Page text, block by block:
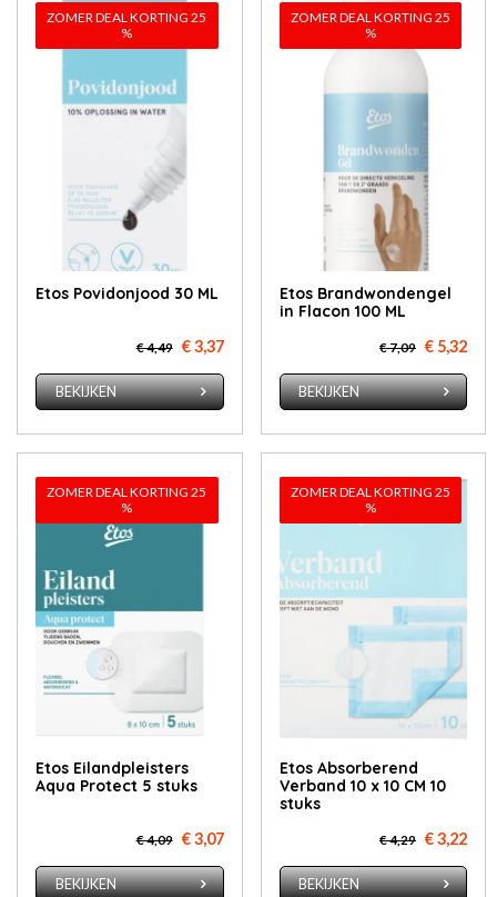
ZOMER DEAL KORTING 25
%
Etos Povidonjood 30 ML
€ 4,49 € 3,37
BEKIJKEN
ZOMER DEAL KORTING 25
%
Etos Brandwondengel
in Flacon 100 ML
€ 7,09 € 5,32
BEKIJKEN
ZOMER DEAL KORTING 25
%
Etos Eilandpleisters
Aqua Protect 5 stuks
€ 4,09 € 3,07
BEKIJKEN
ZOMER DEAL KORTING 25
%
Etos Absorberend
Verband 10 x 10 CM 10
stuks
€ 4,29 € 3,22
BEKIJKEN